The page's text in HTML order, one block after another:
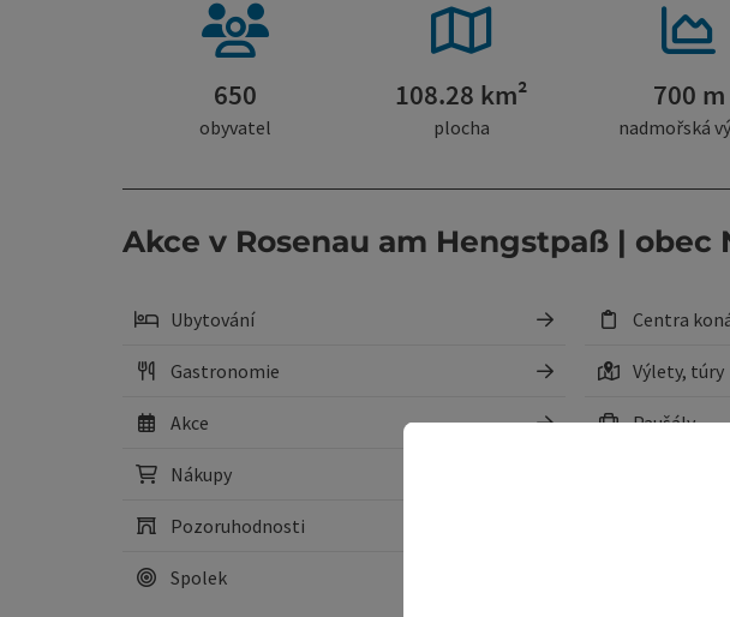
650
obyvatel
108.28 km²
plocha
700 m
nadmořská
Akce v Rosenau am Hengstpaß | obec
Ubytování Centra
Gastronomie Výlety, túry
Akce Paušály
Nákupy
Pozoruhodnosti
Spolek